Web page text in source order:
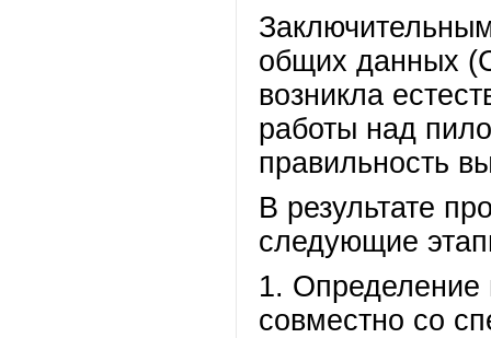
общих данных
возникла
работы над
правильность
В результате
следующие
1. Определение
совместно со